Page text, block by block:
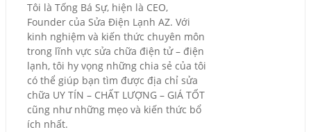
Tôi là Tống Bá Sự, hiện là CEO,
Founder của Sửa Điện Lạnh AZ. Với
kinh nghiệm và kiến thức chuyên môn
trong lĩnh vực sửa chữa điện tử – điện
lạnh, tôi hy vọng những chia sẻ của tôi
có thể giúp bạn tìm được địa chỉ sửa
chữa UY TÍN – CHẤT LƯỢNG – GIÁ TỐT
cũng như những mẹo và kiến thức bổ
ích nhất.